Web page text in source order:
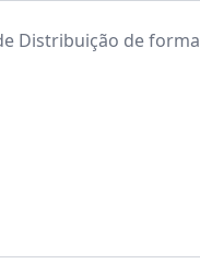
Distribuição de forma